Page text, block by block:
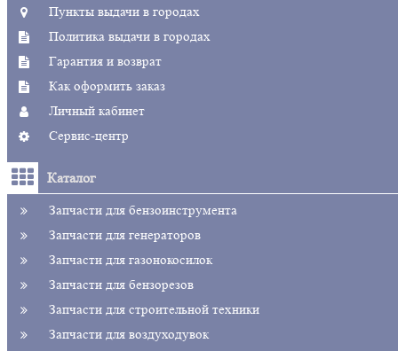
Пункты выдачи в городах
Политика выдачи в городах
Гарантия и возврат
Как оформить заказ
Личный кабинет
Сервис-центр
Каталог
Запчасти для бензоинструмента
Запчасти для генераторов
Запчасти для газонокосилок
Запчасти для бензорезов
Запчасти для строительной техники
Запчасти для воздуходувок